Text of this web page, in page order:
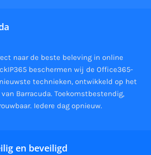
naar de beste beleving in online
beschermen wij de Office365-
technieken, ontwikkeld op het
Barracuda. Toekomstbestendig,
Iedere dag opnieuw.
en beveiligd